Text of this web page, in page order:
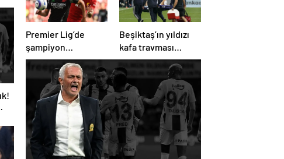
Premier Lig’de
şampiyon
Liverpool, 10 kişi
kalan Arsenal’e
takıldı
Beşiktaş’ın yıldızı
kafa travması
geçirdi!
Beşiktaş’tan
açıklama geldi…